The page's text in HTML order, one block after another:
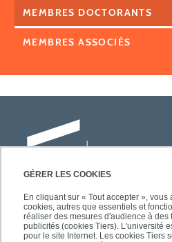
GÉRER LES COOKIES
En cliquant sur « Tout accepter »,
cookies, autres que essentiels et
réaliser des mesures d'audience à des
publicités (cookies Tiers). L'université
pour le site Internet. Les cookies Tiers
MEMBRES DOCTORANTS
MEMBRES ASSOCIÉS
Université Paris-Est Créteil
Faculté des lettres, langues et